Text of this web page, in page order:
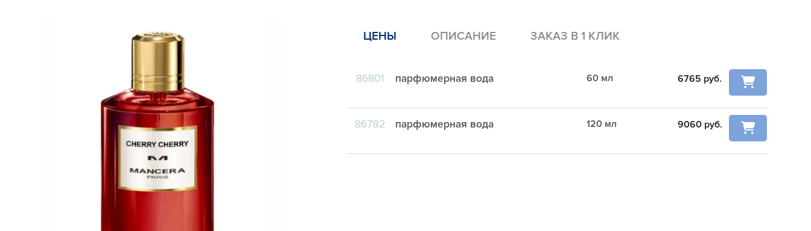
ЦЕНЫ ОПИСАНИЕ ЗАКАЗ В 1 КЛИК
86801 парфюмерная вода 60 мл 6765 руб.
86782 парфюмерная вода 120 мл 9060 руб.